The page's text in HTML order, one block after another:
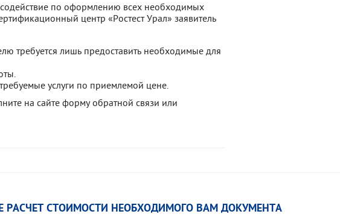
по оформлению всех необходимых
центр «Ростест Урал» заявитель
требуется лишь предоставить необходимые для
услуги по приемлемой цене.
на сайте форму обратной связи или
РАСЧЕТ СТОИМОСТИ НЕОБХОДИМОГО ВАМ ДОКУМЕНТА